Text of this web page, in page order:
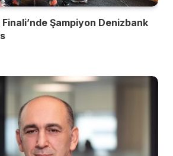
Şampiyon Denizbank